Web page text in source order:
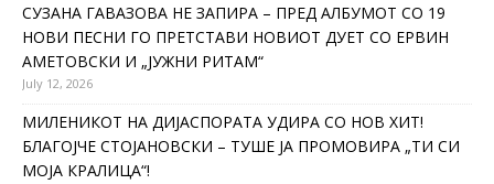
СУЗАНА ГАВАЗОВА НЕ ЗАПИРА – ПРЕД АЛБУМОТ СО 19
НОВИ ПЕСНИ ГО ПРЕТСТАВИ НОВИОТ ДУЕТ СО ЕРВИН
АМЕТОВСКИ И „ЈУЖНИ РИТАМ“
July 12, 2026
МИЛЕНИКОТ НА ДИЈАСПОРАТА УДИРА СО НОВ ХИТ!
БЛАГОЈЧЕ СТОЈАНОВСКИ – ТУШЕ ЈА ПРОМОВИРА „ТИ СИ
МОЈА КРАЛИЦА“!